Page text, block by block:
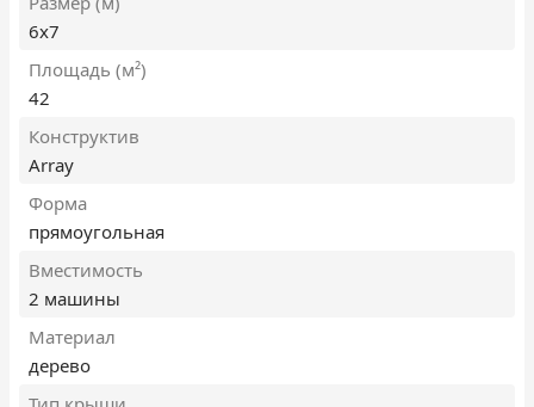
6х7
Площадь (м²)
42
Конструктив
Array
Форма
прямоугольная
Вместимость
2 машины
Материал
дерево